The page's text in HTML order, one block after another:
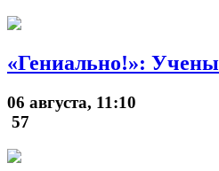
«Гениально!»:
06 августа, 11:10
57